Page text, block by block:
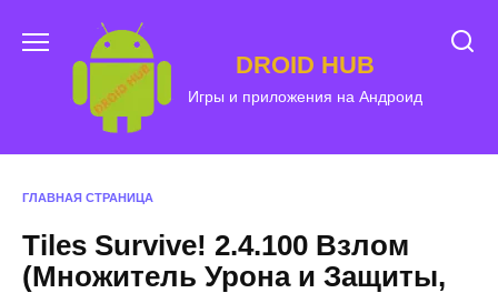
содержанию
DROID HUB
Игры и приложения на Андроид
ГЛАВНАЯ СТРАНИЦА
Tiles Survive! 2.4.100 Взлом
(Множитель Урона и Защиты,